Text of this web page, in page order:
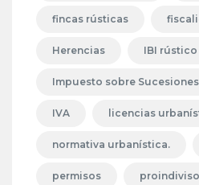
fincas rústicas
Herencias IBI rústico
Impuesto sobre Sucesiones
IVA licencias
normativa urbanística.
permisos proindiviso